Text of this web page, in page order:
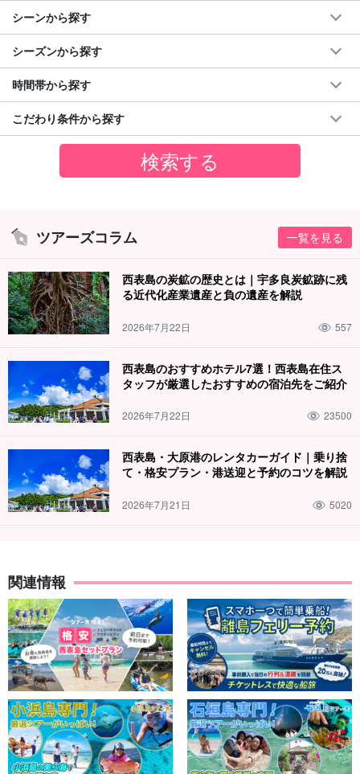
シーンから探す
シーズンから探す
時間帯から探す
こだわり条件から探す
ツアーズコラム 一覧を見る
西表島の炭鉱の歴史とは｜宇多良炭鉱跡に残
る近代化産業遺産と負の遺産を解説
2026年7月22日 557
西表島のおすすめホテル7選！西表島在住ス
タッフが厳選したおすすめの宿泊先をご紹介
2026年7月22日 23500
西表島・大原港のレンタカーガイド｜乗り捨
て・格安プラン・港送迎と予約のコツを解説
2026年7月21日 5020
関連情報